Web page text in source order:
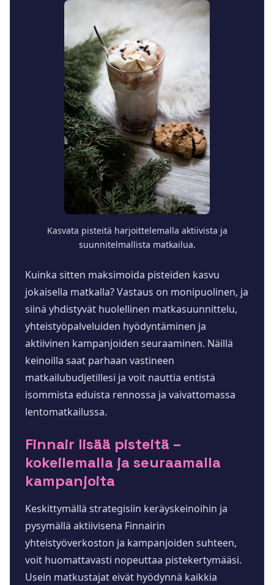
Kasvata pisteitä harjoittelemalla aktiivista ja
suunnitelmallista matkailua.
Kuinka sitten maksimoida pisteiden kasvu
jokaisella matkalla? Vastaus on monipuolinen, ja
siinä yhdistyvät huolellinen matkasuunnittelu,
yhteistyöpalveluiden hyödyntäminen ja
aktiivinen kampanjoiden seuraaminen. Näillä
keinoilla saat parhaan vastineen
matkailubudjetillesi ja voit nauttia entistä
isommista eduista rennossa ja vaivattomassa
lentomatkailussa.
Finnair lisää pisteitä –
kokeilemalla ja seuraamalla
kampanjoita
Keskittymällä strategisiin keräyskeinoihin ja
pysymällä aktiivisena Finnairin
yhteistyöverkoston ja kampanjoiden suhteen,
voit huomattavasti nopeuttaa pistekertymääsi.
Usein matkustajat eivät hyödynnä kaikkia